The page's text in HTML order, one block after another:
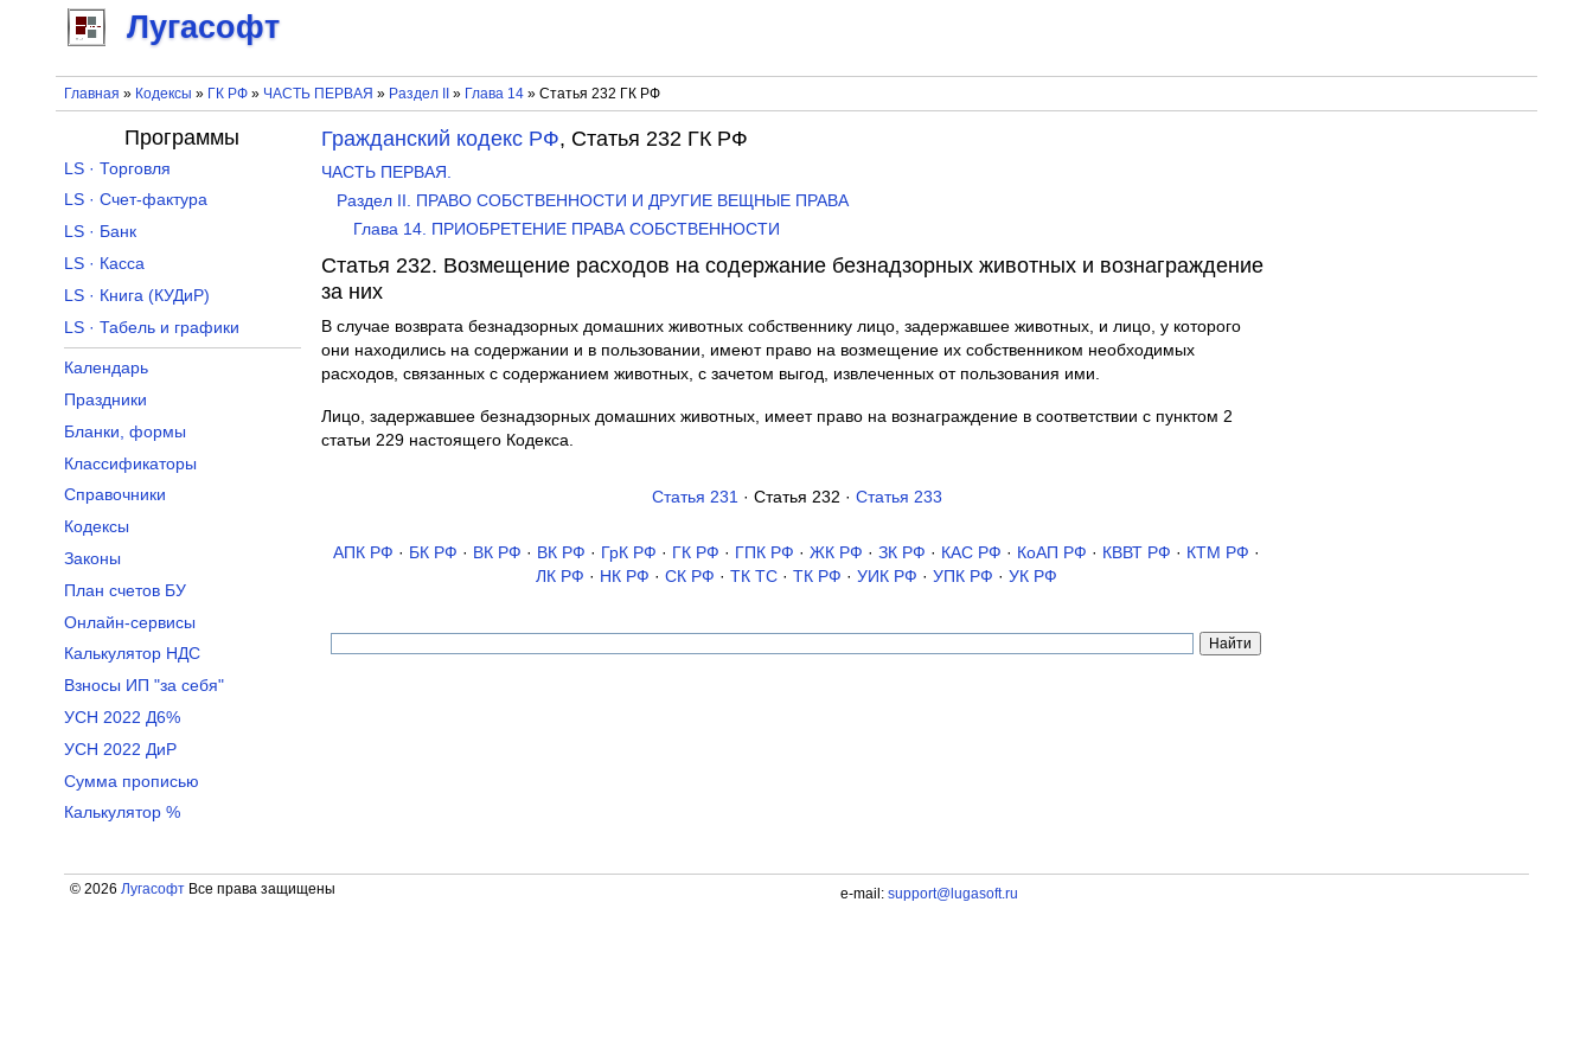
Лугасофт
Главная » Кодексы » ГК РФ» ЧАСТЬ ПЕРВАЯ » Раздел II » Глава 14» Статья 232 ГК РФ
Гражданский кодекс РФ, Статья 232 ГК РФ
ЧАСТЬ ПЕРВАЯ.
Раздел II. ПРАВО СОБСТВЕННОСТИ И ДРУГИЕ ВЕЩНЫЕ ПРАВА
Глава 14. ПРИОБРЕТЕНИЕ ПРАВА СОБСТВЕННОСТИ
Статья 232. Возмещение расходов на содержание безнадзорных животных и вознаграждение
за них
В случае возврата безнадзорных домашних животных собственнику лицо, задержавшее животных, и лицо, у которого
они находились на содержании и в пользовании, имеют право на возмещение их собственником необходимых
расходов, связанных с содержанием животных, с зачетом выгод, извлеченных от пользования ими.
Лицо, задержавшее безнадзорных домашних животных, имеет право на вознаграждение в соответствии с пунктом 2
статьи 229 настоящего Кодекса.
Статья 231 · Статья 232 · Статья 233
АПК РФ · БК РФ · ВК РФ · ВК РФ · ГрК РФ · ГК РФ · ГПК РФ · ЖК РФ · ЗК РФ · КАС РФ · КоАП РФ · КВВТ РФ · КТМ РФ ·
ЛК РФ · НК РФ · СК РФ · ТК TC · ТК РФ · УИК РФ · УПК РФ · УК РФ
Программы
LS · Торговля
LS · Счет-фактура
LS · Банк
LS · Касса
LS · Книга (КУДиР)
LS · Табель и графики
Календарь
Праздники
Бланки, формы
Классификаторы
Справочники
Кодексы
Законы
План счетов БУ
Онлайн-сервисы
Калькулятор НДС
Взносы ИП "за себя"
УСН 2022 Д6%
УСН 2022 ДиР
Сумма прописью
Калькулятор %
© 2026 ЛугасофтВсе права защищены e-mail: support@lugasoft.ru